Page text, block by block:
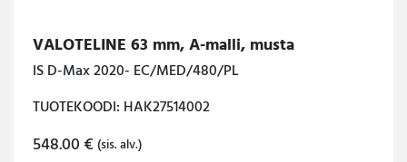
VALOTELINE 63 mm, A-malli, musta
IS D-Max 2020- EC/MED/480/PL
TUOTEKOODI: HAK27514002
548.00€ (sis. alv.)